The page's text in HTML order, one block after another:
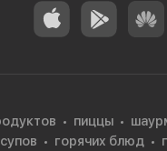
пиццы
супов горячих блюд